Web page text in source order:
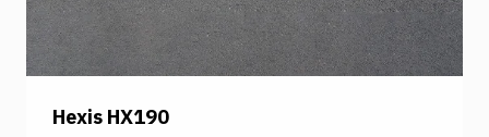
</tbody> </table>
Hexis HX190